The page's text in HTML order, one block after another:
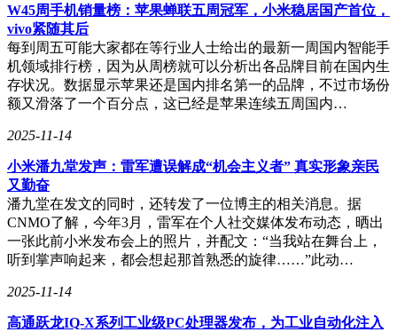
能。
W45周手机销量榜：苹果蝉联五周冠军，小米稳居国产首位，
vivo紧随其后
每到周五可能大家都在等行业人士给出的最新一周国内智能手
机领域排行榜，因为从周榜就可以分析出各品牌目前在国内生
存状况。数据显示苹果还是国内排名第一的品牌，不过市场份
额又滑落了一个百分点，这已经是苹果连续五周国内…
2025-11-14
小米潘九堂发声：雷军遭误解成“机会主义者” 真实形象亲民
又勤奋
潘九堂在发文的同时，还转发了一位博主的相关消息。据
CNMO了解，今年3月，雷军在个人社交媒体发布动态，晒出
一张此前小米发布会上的照片，并配文：“当我站在舞台上，
听到掌声响起来，都会想起那首熟悉的旋律……”此动…
2025-11-14
高通跃龙IQ-X系列工业级PC处理器发布，为工业自动化注入